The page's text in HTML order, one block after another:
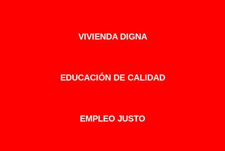
VIVIENDA DIGNA
EDUCACIÓN DE CALIDAD
EMPLEO JUSTO